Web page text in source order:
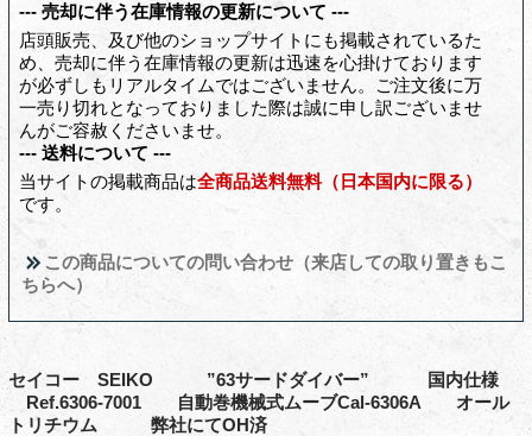
--- 売却に伴う在庫情報の更新について ---
店頭販売、及び他のショップサイトにも掲載されているた
め、売却に伴う在庫情報の更新は迅速を心掛けております
が必ずしもリアルタイムではございません。ご注文後に万
一売り切れとなっておりました際は誠に申し訳ございませ
んがご容赦くださいませ。
--- 送料について ---
当サイトの掲載商品は全商品送料無料（日本国内に限る）
です。
この商品についての問い合わせ（来店しての取り置きもこ
ちらへ）
セイコー SEIKO ”63サードダイバー” 国内仕様
Ref.6306-7001 自動巻機械式ムーブCal-6306A オール
トリチウム 弊社にてOH済